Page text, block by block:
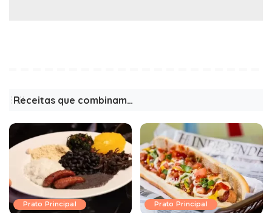
Receitas que combinam…
Prato Principal Prato Principal